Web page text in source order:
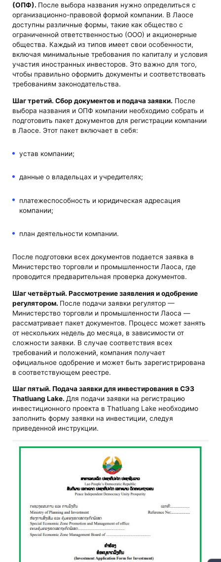
(ОПФ). После выбора названия нужно определиться с
организационно-правовой формой компании. В Лаосе
доступны различные формы, такие как общество с
ограниченной ответственностью (ООО) и акционерные
общества. Каждый из типов имеет свои особенности,
включая минимальные требования по капиталу и условия
участия иностранных инвесторов. Это важно для того,
чтобы правильно оформить документы и соответствовать
требованиям законодательства.
Шаг третий. Сбор документов и подача заявки. После
выбора названия и ОПФ компании необходимо собрать и
подготовить пакет документов для регистрации компании
в Лаосе. Этот пакет включает в себя:
устав компании;
данные о владельцах и учредителях;
платежеспособность и юридическая адресация
компании;
план деятельности компании.
После подготовки всех документов подается заявка в
Министерство торговли и промышленности Лаоса, где
проводится предварительная проверка документов.
Шаг четвёртый. Рассмотрение заявления и одобрение
регулятором. После подачи заявки регулятор —
Министерство торговли и промышленности Лаоса —
рассматривает пакет документов. Процесс может занять
от нескольких недель до месяца, в зависимости от
сложности заявки. В случае соответствия всех
требований и положений, компания получает
официальное одобрение и может быть зарегистрирована
в соответствующем реестре.
Шаг пятый. Подача заявки для инвестирования в СЭЗ
Thatluang Lake. Для подачи заявки на регистрацию
инвестиционного проекта в Thatluang Lake необходимо
заполнить форму заявки на инвестиции, следуя
приведенной инструкции.